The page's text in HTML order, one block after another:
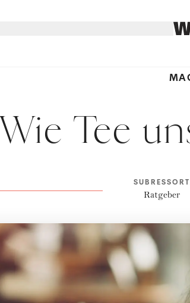
Wie Tee
SUBRESSORT
Ratgeber